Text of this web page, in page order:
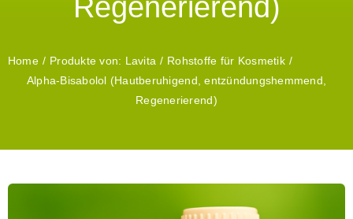
Waschmittel
Wäscheduft
Regenerierend)
Home Produkte von: Lavita
Rohstoffe für Kosmetik
Alpha-Bisabolol (Hautberuhigend, entzündungshemmend,
Regenerierend)